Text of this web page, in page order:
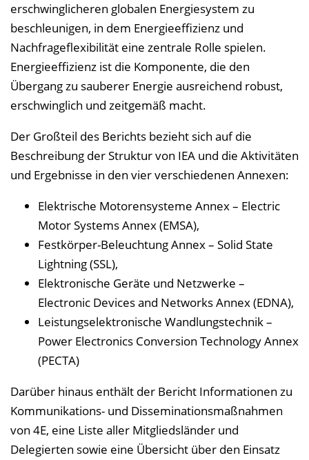
erschwinglicheren globalen Energiesystem zu
beschleunigen, in dem Energieeffizienz und
Nachfrageflexibilität eine zentrale Rolle spielen.
Energieeffizienz ist die Komponente, die den
Übergang zu sauberer Energie ausreichend robust,
erschwinglich und zeitgemäß macht.
Der Großteil des Berichts bezieht sich auf die
Beschreibung der Struktur von IEA und die Aktivitäten
und Ergebnisse in den vier verschiedenen Annexen:
Elektrische Motorensysteme Annex – Electric
Motor Systems Annex (EMSA),
Festkörper-Beleuchtung Annex – Solid State
Lightning (SSL),
Elektronische Geräte und Netzwerke –
Electronic Devices and Networks Annex (EDNA),
Leistungselektronische Wandlungstechnik –
Power Electronics Conversion Technology Annex
(PECTA)
Darüber hinaus enthält der Bericht Informationen zu
Kommunikations- und Disseminationsmaßnahmen
von 4E, eine Liste aller Mitgliedsländer und
Delegierten sowie eine Übersicht über den Einsatz